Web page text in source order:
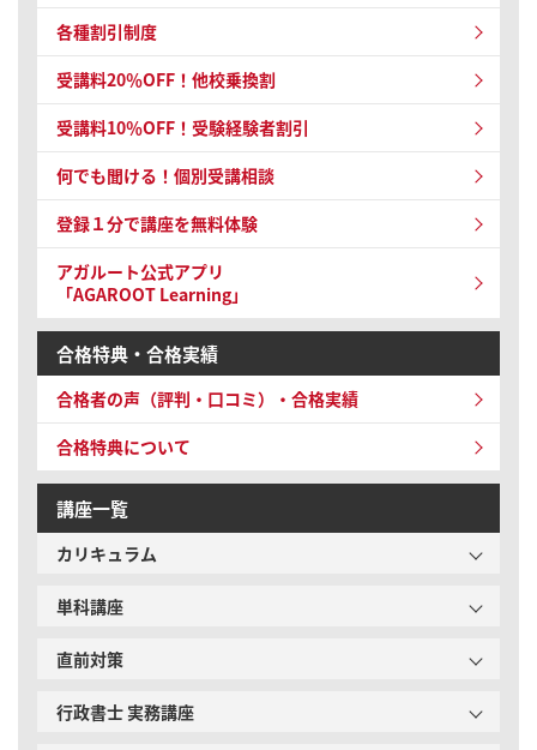
各種割引制度
受講料20％OFF！他校乗換割
受講料10％OFF！ 受験経験者割引
何でも聞ける！個別受講相談
登録１分で講座を無料体験
アガルート公式アプリ
「AGAROOT Learning」
合格特典・合格実績
合格者の声（評判・口コミ）・合格実績
合格特典について
講座一覧
カリキュラム
単科講座
直前対策
行政書士 実務講座